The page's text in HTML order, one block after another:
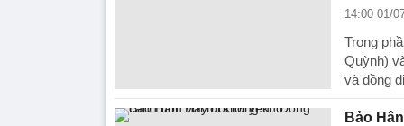
14:00 01/
Trong
Quỳnh)
và đồng
Bảo